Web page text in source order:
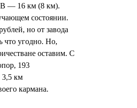
— 16 км (8 км).
состоянии.
но от завода
что угодно. Но,
оставим. С
193
3,5 км
кармана.